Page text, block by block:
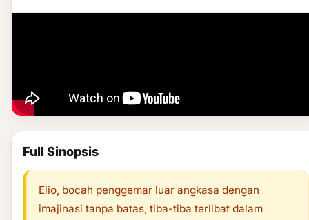
Full Sinopsis
Elio, bocah penggemar luar angkasa dengan
imajinasi tanpa batas, tiba-tiba terlibat dalam